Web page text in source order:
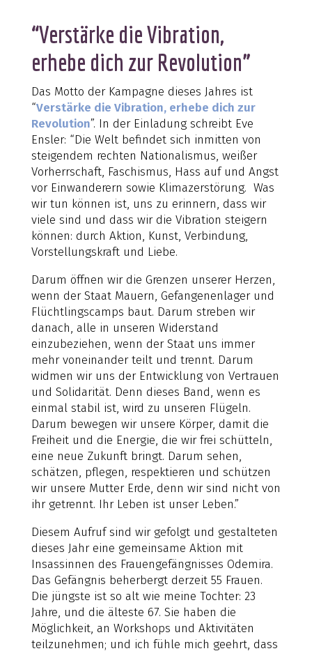
“Verstärke die Vibration,
erhebe dich zur Revolution”
Das Motto der Kampagne dieses Jahres ist
“Verstärke die Vibration, erhebe dich zur
Revolution”. In der Einladung schreibt Eve
Ensler: “Die Welt befindet sich inmitten von
steigendem rechten Nationalismus, weißer
Vorherrschaft, Faschismus, Hass auf und Angst
vor Einwanderern sowie Klimazerstörung. Was
wir tun können ist, uns zu erinnern, dass wir
viele sind und dass wir die Vibration steigern
können: durch Aktion, Kunst, Verbindung,
Vorstellungskraft und Liebe.
Darum öffnen wir die Grenzen unserer Herzen,
wenn der Staat Mauern, Gefangenenlager und
Flüchtlingscamps baut. Darum streben wir
danach, alle in unseren Widerstand
einzubeziehen, wenn der Staat uns immer
mehr voneinander teilt und trennt. Darum
widmen wir uns der Entwicklung von Vertrauen
und Solidarität. Denn dieses Band, wenn es
einmal stabil ist, wird zu unseren Flügeln.
Darum bewegen wir unsere Körper, damit die
Freiheit und die Energie, die wir frei schütteln,
eine neue Zukunft bringt. Darum sehen,
schätzen, pflegen, respektieren und schützen
wir unsere Mutter Erde, denn wir sind nicht von
ihr getrennt. Ihr Leben ist unser Leben.”
Diesem Aufruf sind wir gefolgt und gestalteten
dieses Jahr eine gemeinsame Aktion mit
Insassinnen des Frauengefängnisses Odemira.
Das Gefängnis beherbergt derzeit 55 Frauen.
Die jüngste ist so alt wie meine Tochter: 23
Jahre, und die älteste 67. Sie haben die
Möglichkeit, an Workshops und Aktivitäten
teilzunehmen; und ich fühle mich geehrt, dass